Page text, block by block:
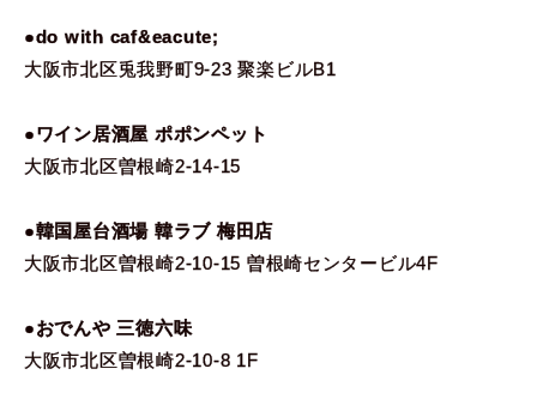
●do with caf&eacute;
大阪市北区兎我野町9-23 聚楽ビルB1
●ワイン居酒屋 ポポンペット
大阪市北区曽根崎2-14-15
●韓国屋台酒場 韓ラブ 梅田店
大阪市北区曽根崎2-10-15 曽根崎センタービル4F
●おでんや 三徳六味
大阪市北区曽根崎2-10-8 1F